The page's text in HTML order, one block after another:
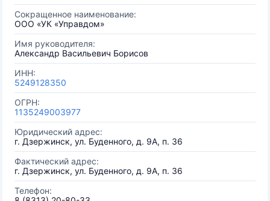
Сокращенное наименование:
ООО «УК «Управдом»
Имя руководителя:
Александр Васильевич Борисов
ИНН:
5249128350
ОГРН:
1135249003977
Юридический адрес:
г. Дзержинск, ул. Буденного, д. 9А, п. 36
Фактический адрес:
г. Дзержинск, ул. Буденного, д. 9А, п. 36
Телефон: